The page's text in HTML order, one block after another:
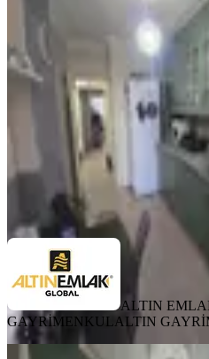
Seyhan,
·165 m²
3.500.000 ₺
ALTIN EMLAK
EMLAK
ALTIN
GAYRİMENKULALTIN